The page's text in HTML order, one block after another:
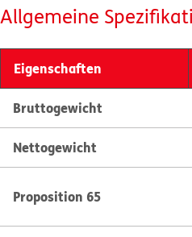
Allgemeine
Eigenschaften
Bruttogewicht
Nettogewicht
Proposition 65